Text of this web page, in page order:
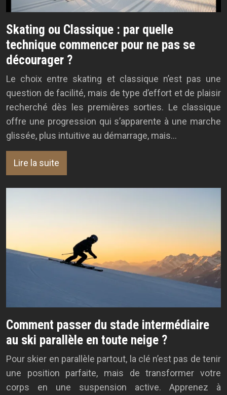
Skating ou Classique : par quelle
technique commencer pour ne pas se
décourager ?
Le choix entre skating et classique n’est pas une
question de facilité, mais de type d’effort et de plaisir
recherché dès les premières sorties. Le classique
offre une progression qui s’apparente à une marche
glissée, plus intuitive au démarrage, mais…
Lire la suite
Comment passer du stade intermédiaire
au ski parallèle en toute neige ?
Pour skier en parallèle partout, la clé n’est pas de tenir
une position parfaite, mais de transformer votre
corps en une suspension active. Apprenez à